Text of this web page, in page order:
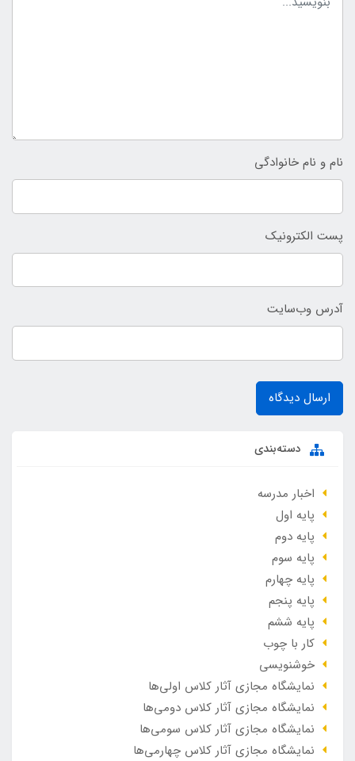
نام و نام خانوادگی
پست الکترونیک
آدرس وب‌سایت
ارسال دیدگاه
دسته‌بندی
اخبار مدرسه
پایه اول
پایه دوم
پایه سوم
پایه چهارم
پایه پنجم
پایه ششم
کار با چوب
خوشنویسی
نمایشگاه مجازی آثار کلاس اولی‌ها
نمایشگاه مجازی آثار کلاس دومی‌ها
نمایشگاه مجازی آثار کلاس سومی‌ها
نمایشگاه مجازی آثار کلاس چهارمی‌ها